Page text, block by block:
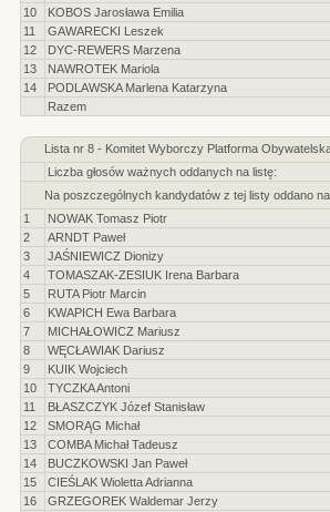
10
KOBOS Jarosława Emilia
11
GAWARECKI Leszek
12
DYC-REWERS Marzena
13
NAWROTEK Mariola
14
PODLAWSKA Marlena Katarzyna
Razem
Lista nr 8 - Komitet Wyborczy Platforma
Liczba głosów ważnych oddanych na listę:
Na poszczególnych kandydatów z tej listy oddano
1
NOWAK Tomasz Piotr
2
ARNDT Paweł
3
JAŚNIEWICZ Dionizy
4
TOMASZAK-ZESIUK Irena Barbara
5
RUTA Piotr Marcin
6
KWAPICH Ewa Barbara
7
MICHAŁOWICZ Mariusz
8
WĘCŁAWIAK Dariusz
9
KUIK Wojciech
10
TYCZKA Antoni
11
BŁASZCZYK Józef Stanisław
12
SMORĄG Michał
13
COMBA Michał Tadeusz
14
BUCZKOWSKI Jan Paweł
15
CIEŚLAK Wioletta Adrianna
16
GRZEGOREK Waldemar Jerzy